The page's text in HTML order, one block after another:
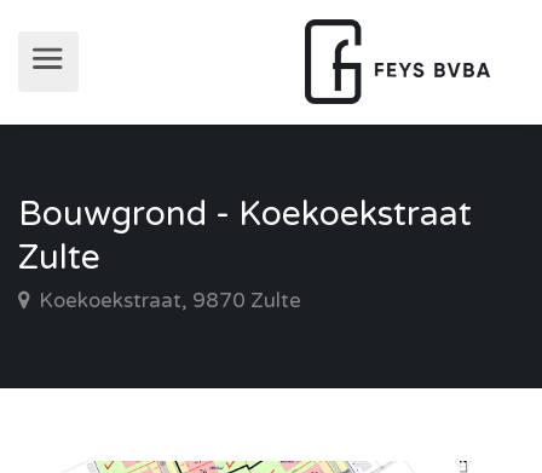
Bouwgrond - Koekoekstraat
Zulte
Koekoekstraat, 9870 Zulte